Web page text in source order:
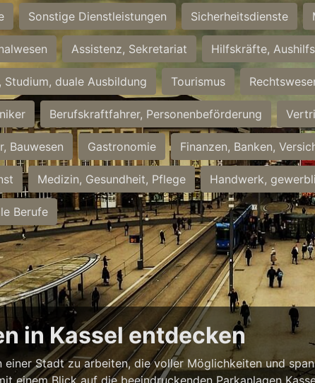
Sonstige Dienstleistungen Sicherheitsdienste
Assistenz, Sekretariat Hilfskräfte,
Studium, duale Ausbildung Tourismus
Berufskraftfahrer, Personenbeförderung
Bauwesen Gastronomie Finanzen, Banken,
Medizin, Gesundheit, Pflege Handwerk,
Berufe
in Kassel entdecken
Stadt zu arbeiten, die voller Möglichkeiten und